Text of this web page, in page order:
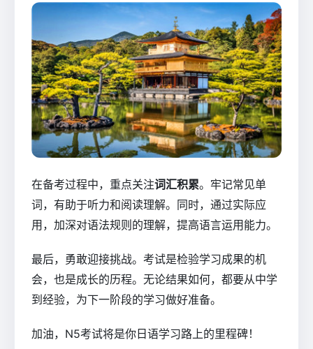
在备考过程中，重点关注词汇积累。牢记常见单
词，有助于听力和阅读理解。同时，通过实际应
用，加深对语法规则的理解，提高语言运用能力。
最后，勇敢迎接挑战。考试是检验学习成果的机
会，也是成长的历程。无论结果如何，都要从中学
到经验，为下一阶段的学习做好准备。
加油，N5考试将是你日语学习路上的里程碑！